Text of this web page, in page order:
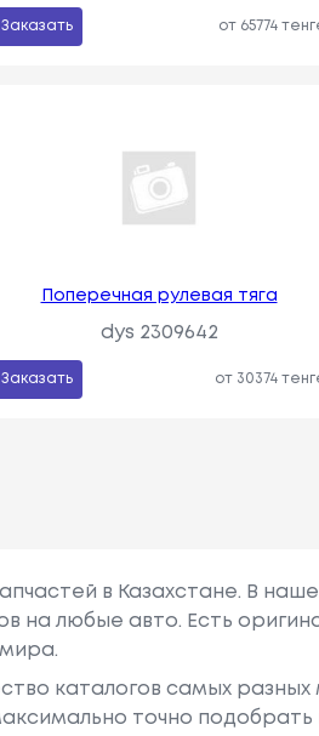
Заказать от 65774
Поперечная рулевая тяга
dys 2309642
Заказать от 30374
в Казахстане. В
на любые авто. Есть
каталогов самых разных
точно подобрать